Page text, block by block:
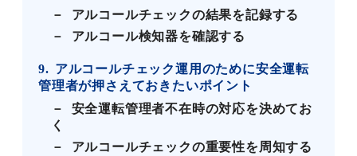
アルコールチェックの結果を記録する
アルコール検知器を確認する
9
アルコールチェック運用のために安全運転
管理者が押さえておきたいポイント
安全運転管理者不在時の対応を決めてお
く
アルコールチェックの重要性を周知する